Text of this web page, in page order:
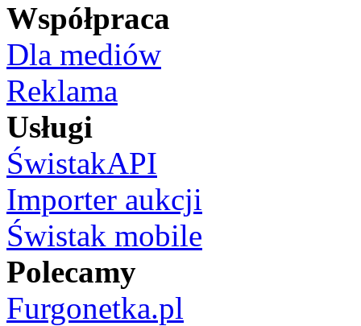
Współpraca
Dla mediów
Reklama
Usługi
ŚwistakAPI
Importer aukcji
Świstak mobile
Polecamy
Furgonetka.pl